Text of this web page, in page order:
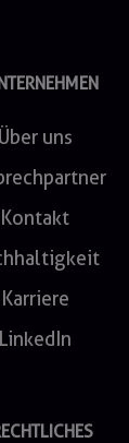
Über uns
Kontakt
Karriere
LinkedIn